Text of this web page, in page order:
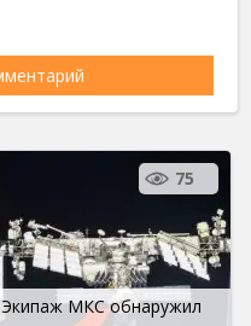
Экипаж МКС обнаружил
75